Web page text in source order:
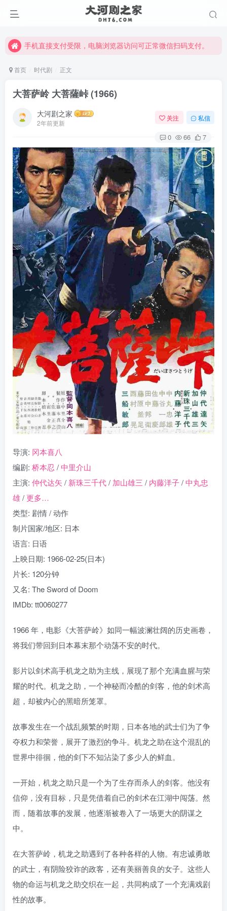
手机直接支付受限，电脑浏览器访问可正常微信扫码支付。
手机直接支付受限，电脑浏览器访问可正常微信扫码支付。
首页 时代剧 正文
大菩萨岭 大菩薩峠 (1966)
大河剧之家
2年前更新
关注 私信
0 66 7
导演: 冈本喜八
编剧: 桥本忍 /中里介山
主演: 仲代达矢 / 新珠三千代/ 加山雄三 / 内藤洋子/中丸忠
雄/更多…
类型: 剧情 / 动作
制片国家/地区: 日本
语言: 日语
上映日期: 1966-02-25(日本)
片长: 120分钟
又名: The Sword of Doom
IMDb: tt0060277
1966 年，电影《大菩萨岭》如同一幅波澜壮阔的历史画卷，
将我们带回到日本幕末那个动荡不安的时代。
影片以剑术高手机龙之助为主线，展现了那个充满血腥与荣
耀的时代。机龙之助，一个神秘而冷酷的剑客，他的剑术高
超，却被内心的黑暗所笼罩。
故事发生在一个战乱频繁的时期，日本各地的武士们为了争
夺权力和荣誉，展开了激烈的争斗。机龙之助在这个混乱的
世界中徘徊，他的剑下不知沾染了多少人的鲜血。
一开始，机龙之助只是一个为了生存而杀人的剑客。他没有
信仰，没有目标，只是凭借着自己的剑术在江湖中闯荡。然
而，随着故事的发展，他逐渐被卷入了一场更大的阴谋之
中。
在大菩萨岭，机龙之助遇到了各种各样的人物。有忠诚勇敢
的武士，有阴险狡诈的政客，还有美丽善良的女子。这些人
物的命运与机龙之助交织在一起，共同构成了一个充满戏剧
性的故事。